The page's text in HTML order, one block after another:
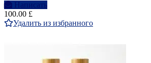
Написать
100.00 £
Удалить из избранного